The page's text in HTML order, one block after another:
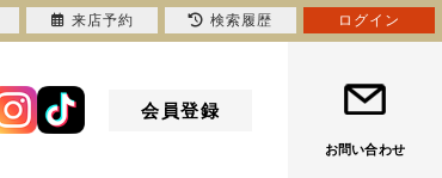
会員登録
お問い合わせ
来店予約 検索履歴 ログイン